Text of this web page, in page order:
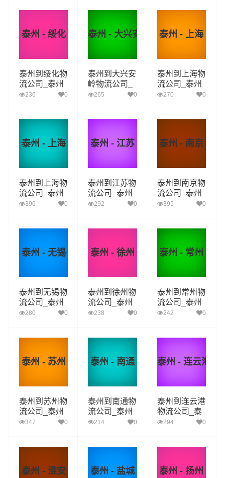
泰州 - 绥化
泰州到绥化物
流公司_泰州
到绥化货运_
236 0
泰州 - 大兴安岭
泰州到大兴安
岭物流公司_
泰州到大兴安
265 0
泰州 - 上海
泰州到上海物
流公司_泰州
到上海货运_
270 0
泰州 - 上海
泰州到上海物
流公司_泰州
到上海货运_
396 0
泰州 - 江苏
泰州到江苏物
流公司_泰州
到江苏货运_
292 0
泰州 - 南京
泰州到南京物
流公司_泰州
到南京货运_
395 0
泰州 - 无锡
泰州到无锡物
流公司_泰州
到无锡货运_
280 0
泰州 - 徐州
泰州到徐州物
流公司_泰州
到徐州货运_
238 0
泰州 - 常州
泰州到常州物
流公司_泰州
到常州货运_
242 0
泰州 - 苏州
泰州到苏州物
流公司_泰州
到苏州货运_
347 0
泰州 - 南通
泰州到南通物
流公司_泰州
到南通货运_
214 0
泰州 - 连云港
泰州到连云港
物流公司_泰
州到连云港货
294 0
泰州 - 淮安 泰州 - 盐城 泰州 - 扬州